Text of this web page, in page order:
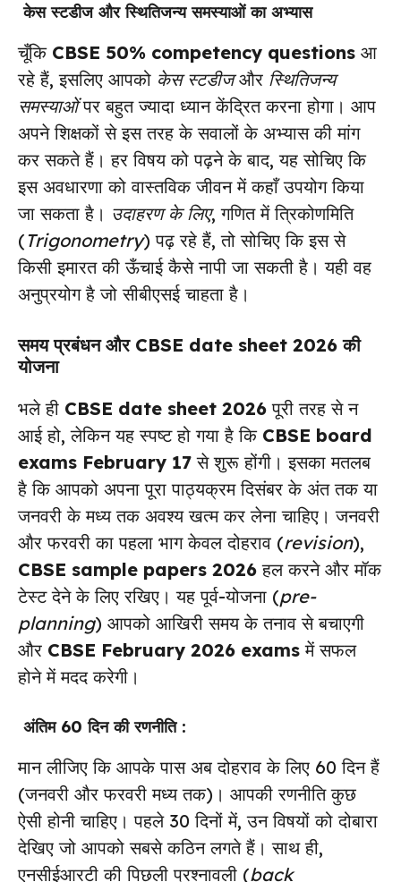
केस स्टडीज और स्थितिजन्य समस्याओं का अभ्यास
चूँकि CBSE 50% competency questions आ
रहे हैं, इसलिए आपको केस स्टडीजऔर स्थितिजन्य
समस्याओंपर बहुत ज्यादा ध्यान केंद्रित करना होगा। आप
अपने शिक्षकों से इस तरह के सवालों के अभ्यास की मांग
कर सकते हैं। हर विषय को पढ़ने के बाद, यह सोचिए कि
इस अवधारणा को वास्तविक जीवन में कहाँ उपयोग किया
जा सकता है। उदाहरण के लिए, गणित में त्रिकोणमिति
(Trigonometry) पढ़ रहे हैं, तो सोचिए कि इस से
किसी इमारत की ऊँचाई कैसे नापी जा सकती है। यही वह
अनुप्रयोग है जो सीबीएसई चाहता है।
समय प्रबंधन और CBSE date sheet 2026 की
योजना
भले ही CBSE date sheet 2026 पूरी तरह से न
आई हो, लेकिन यह स्पष्ट हो गया है कि CBSE board
exams February 17 से शुरू होंगी। इसका मतलब
है कि आपको अपना पूरा पाठ्यक्रम दिसंबर के अंत तक या
जनवरी के मध्य तक अवश्य खत्म कर लेना चाहिए। जनवरी
और फरवरी का पहला भाग केवल दोहराव (revision),
CBSE sample papers 2026 हल करने और मॉक
टेस्ट देने के लिए रखिए। यह पूर्व-योजना (pre-
planning) आपको आखिरी समय के तनाव से बचाएगी
और CBSE February 2026 exams में सफल
होने में मदद करेगी।
अंतिम 60 दिन की रणनीति :
मान लीजिए कि आपके पास अब दोहराव के लिए 60 दिन हैं
(जनवरी और फरवरी मध्य तक)। आपकी रणनीति कुछ
ऐसी होनी चाहिए। पहले 30 दिनों में, उन विषयों को दोबारा
देखिए जो आपको सबसे कठिन लगते हैं। साथ ही,
एनसीईआरटी की पिछली प्रश्नावली (back